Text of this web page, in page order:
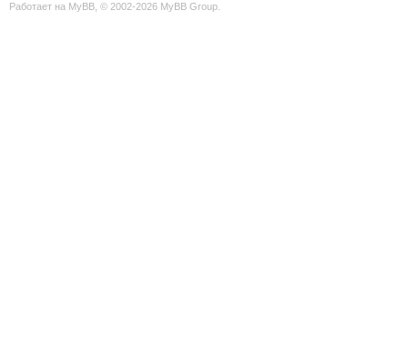
Работает на MyBB , © 2002-2026 MyBB Group